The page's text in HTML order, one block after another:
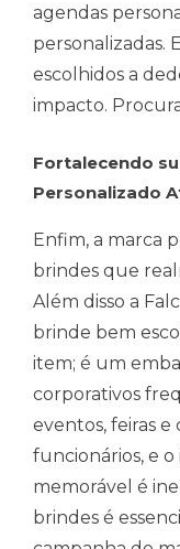
agendas
personalizadas.
escolhidos a
impacto.
Fortalecendo
Personalizado
Enfim, a marca
brindes que
Além disso a
brinde bem
item; é um
corporativos
eventos, feiras
funcionários, e
memorável é
brindes é